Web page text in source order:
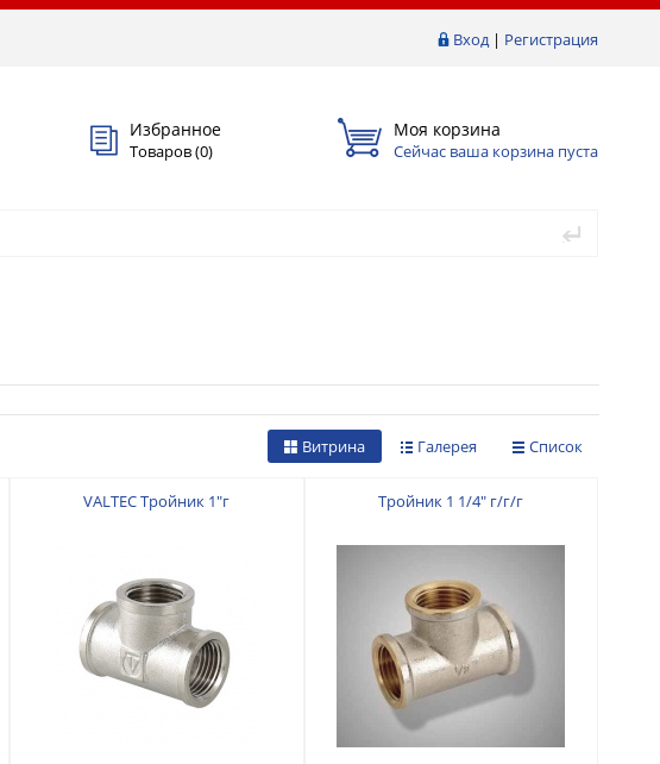
Вход| Регистрация
Избранное
Товаров (0)
Моя корзина
Сейчас ваша корзина пуста
Список
Галерея
Витрина
VALTEC Тройник 1"г Тройник 1 1/4" г/г/г